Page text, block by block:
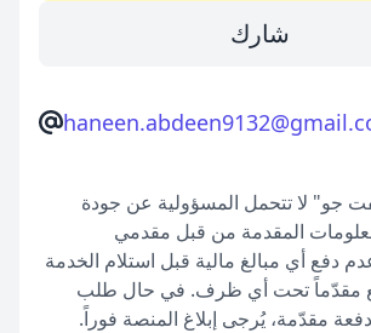
شارك
جو" لا تتحمل المسؤولية عن جودة
المقدمة من قبل مقدمي
دفع أي مبالغ مالية قبل استلام الخدمة
مقدّماً تحت أي ظرف. في حال طلب
مقدّمة، يُرجى إبلاغ المنصة فوراً.